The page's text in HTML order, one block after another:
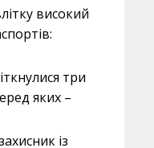
високий
три
яких –
із